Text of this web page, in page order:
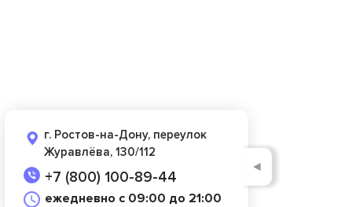
г. Ростов-на-Дону, переулок
Журавлёва, 130/112
+7 (800) 100-89-44
ежедневно с 09:00 до 21:00
◄